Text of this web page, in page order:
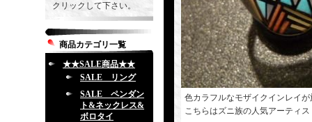
クリックして下さい。
商品カテゴリ一覧
★★SALE商品★★
SALE リング
SALE ペンダン
ト&ネックレス&
ボロタイ
色カラフルなモザイクインレイ
こちらはズニ族の人気アーティス